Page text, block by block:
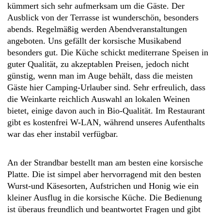
kümmert sich sehr aufmerksam um die Gäste. Der
Ausblick von der Terrasse ist wunderschön, besonders
abends. Regelmäßig werden Abendveranstaltungen
angeboten. Uns gefällt der korsische Musikabend
besonders gut. Die Küche schickt mediterrane Speisen in
guter Qualität, zu akzeptablen Preisen, jedoch nicht
günstig, wenn man im Auge behält, dass die meisten
Gäste hier Camping-Urlauber sind. Sehr erfreulich, dass
die Weinkarte reichlich Auswahl an lokalen Weinen
bietet, einige davon auch in Bio-Qualität. Im Restaurant
gibt es kostenfrei W-LAN, während unseres Aufenthalts
war das eher instabil verfügbar.
An der Strandbar bestellt man am besten eine korsische
Platte. Die ist simpel aber hervorragend mit den besten
Wurst-und Käsesorten, Aufstrichen und Honig wie ein
kleiner Ausflug in die korsische Küche. Die Bedienung
ist überaus freundlich und beantwortet Fragen und gibt